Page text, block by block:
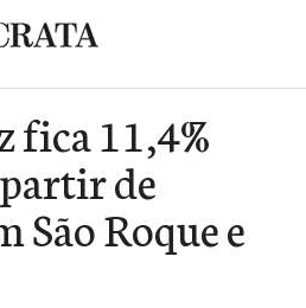
fica 11,4%
de
São Roque e